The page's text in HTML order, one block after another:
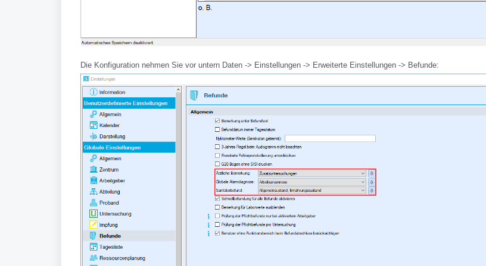
Die Konfiguration nehmen Sie vor untern Daten -> Einstellungen -> Erweiterte Einstellungen -> Befunde: